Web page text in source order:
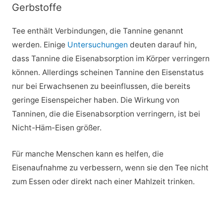
Gerbstoffe
Tee enthält Verbindungen, die Tannine genannt
werden. Einige Untersuchungen deuten darauf hin,
dass Tannine die Eisenabsorption im Körper verringern
können. Allerdings scheinen Tannine den Eisenstatus
nur bei Erwachsenen zu beeinflussen, die bereits
geringe Eisenspeicher haben. Die Wirkung von
Tanninen, die die Eisenabsorption verringern, ist bei
Nicht-Häm-Eisen größer.
Für manche Menschen kann es helfen, die
Eisenaufnahme zu verbessern, wenn sie den Tee nicht
zum Essen oder direkt nach einer Mahlzeit trinken.